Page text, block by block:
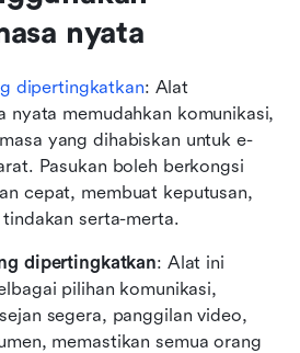
nyata
dipertingkatkan: Alat
nyata memudahkan komunikasi,
yang dihabiskan untuk e-
Pasukan boleh berkongsi
cepat, membuat keputusan,
serta-merta.
dipertingkatkan: Alat ini
pilihan komunikasi,
segera, panggilan video,
memastikan semua orang